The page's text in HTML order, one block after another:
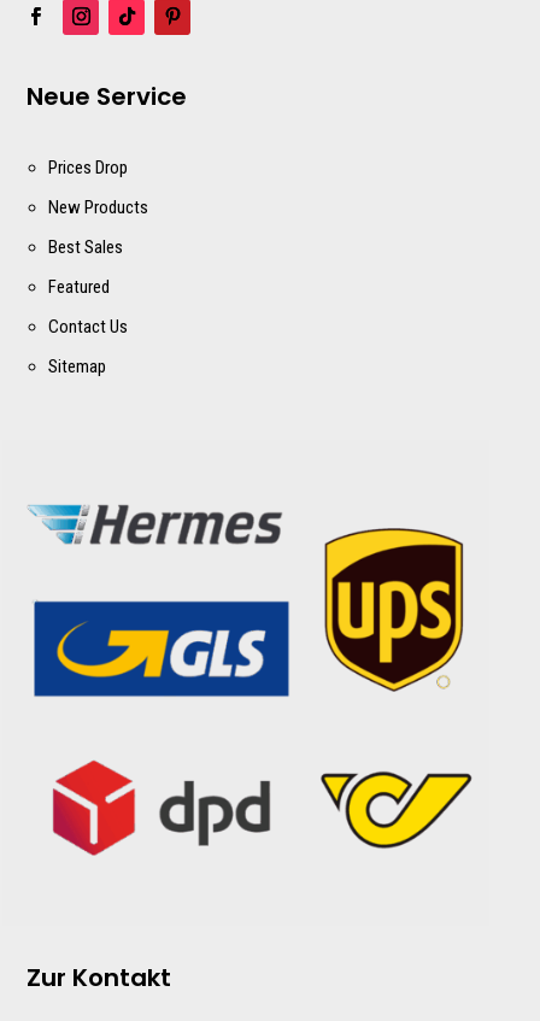
Neue Service
Prices Drop
New Products
Best Sales
Featured
Contact Us
Sitemap
Zur Kontakt